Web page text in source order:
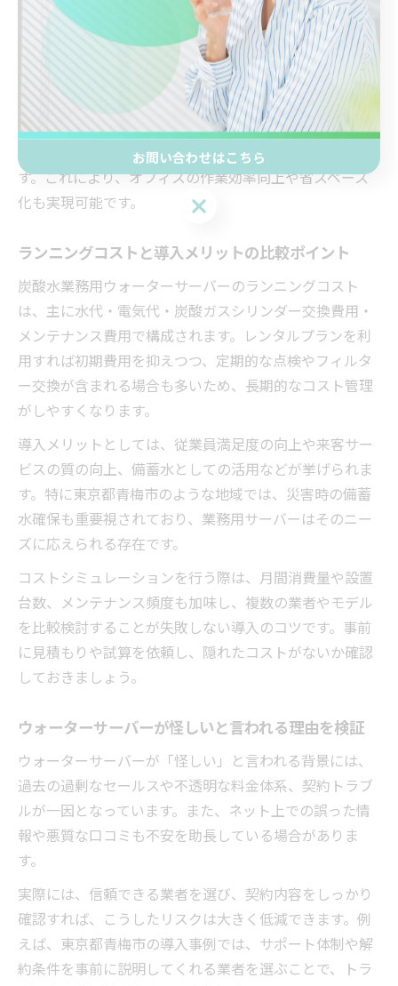
員の健康志向や来客サービス向上のため、炭酸水サーバ
ーの導入が進んでいます。導入の際は、設置スペースや
炭酸ガスシリンダーの補充方法、日常のメンテナンス体
制を事前に確認することが重要です。
また、近年はボトルレス型や直結型も登場し、ボトル交
換の手間を削減できるモデルも選択肢に加わっていま
す。これにより、オフィスの作業効率向上や省スペース
化も実現可能です。
ランニングコストと導入メリットの比較ポイント
炭酸水業務用ウォーターサーバーのランニングコスト
は、主に水代・電気代・炭酸ガスシリンダー交換費用・
メンテナンス費用で構成されます。レンタルプランを利
用すれば初期費用を抑えつつ、定期的な点検やフィルタ
ー交換が含まれる場合も多いため、長期的なコスト管理
がしやすくなります。
導入メリットとしては、従業員満足度の向上や来客サー
ビスの質の向上、備蓄水としての活用などが挙げられま
す。特に東京都青梅市のような地域では、災害時の備蓄
水確保も重要視されており、業務用サーバーはそのニー
ズに応えられる存在です。
コストシミュレーションを行う際は、月間消費量や設置
台数、メンテナンス頻度も加味し、複数の業者やモデル
を比較検討することが失敗しない導入のコツです。事前
に見積もりや試算を依頼し、隠れたコストがないか確認
しておきましょう。
ウォーターサーバーが怪しいと言われる理由を検証
ウォーターサーバーが「怪しい」と言われる背景には、
過去の過剰なセールスや不透明な料金体系、契約トラブ
ルが一因となっています。また、ネット上での誤った情
報や悪質な口コミも不安を助長している場合がありま
す。
実際には、信頼できる業者を選び、契約内容をしっかり
確認すれば、こうしたリスクは大きく低減できます。例
えば、東京都青梅市の導入事例では、サポート体制や解
約条件を事前に説明してくれる業者を選ぶことで、トラ
お問い合わせはこちら
お問い合わせはこちら